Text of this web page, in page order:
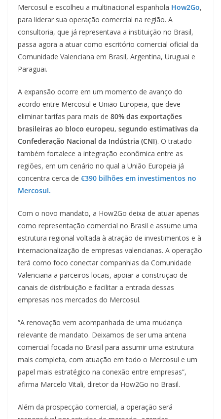
Mercosul e escolheu a multinacional espanhola How2Go,
para liderar sua operação comercial na região. A
consultoria, que já representava a instituição no Brasil,
passa agora a atuar como escritório comercial oficial da
Comunidade Valenciana em Brasil, Argentina, Uruguai e
Paraguai.
A expansão ocorre em um momento de avanço do
acordo entre Mercosul e União Europeia, que deve
eliminar tarifas para mais de 80% das exportações
brasileiras ao bloco europeu, segundo estimativas da
Confederação Nacional da Indústria (CNI). O tratado
também fortalece a integração econômica entre as
regiões, em um cenário no qual a União Europeia já
concentra cerca de €390 bilhões em investimentos no
Mercosul.
Com o novo mandato, a How2Go deixa de atuar apenas
como representação comercial no Brasil e assume uma
estrutura regional voltada à atração de investimentos e à
internacionalização de empresas valencianas. A operação
terá como foco conectar companhias da Comunidade
Valenciana a parceiros locais, apoiar a construção de
canais de distribuição e facilitar a entrada dessas
empresas nos mercados do Mercosul.
“A renovação vem acompanhada de uma mudança
relevante de mandato. Deixamos de ser uma antena
comercial focada no Brasil para assumir uma estrutura
mais completa, com atuação em todo o Mercosul e um
papel mais estratégico na conexão entre empresas”,
afirma Marcelo Vitali, diretor da How2Go no Brasil.
Além da prospecção comercial, a operação será